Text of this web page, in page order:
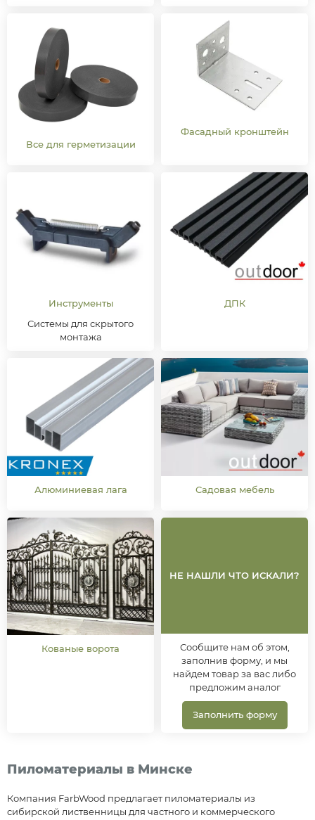
Все для герметизации
Фасадный кронштейн
Инструменты
Системы для скрытого
монтажа
ДПК
Алюминиевая лага Садовая мебель
Кованые ворота
НЕ НАШЛИ ЧТО ИСКАЛИ?
Сообщите нам об этом,
заполнив форму, и мы
найдем товар за вас либо
предложим аналог
Заполнить форму
Пиломатериалы в Минске
Компания FarbWood предлагает пиломатериалы из
сибирской лиственницы для частного и коммерческого